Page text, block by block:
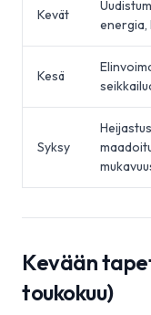
Kevät
energia,
Kesä
Syksy
Kevään
toukokuu)